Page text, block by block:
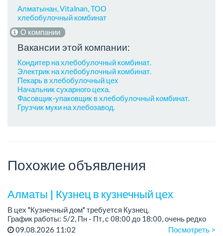
Алматынан, Vitalnan, ТОО
хлебобулочный комбинат
О компании
Вакансии этой компании:
Кондитер на хлебобулочный комбинат.
Электрик на хлебобулочный комбинат.
Пекарь в хлебобулочный цех
Начальник сухарного цеха.
Фасовщик-упаковщик в хлебобулочный комбинат.
Грузчик муки на хлебозавод.
Похожие объявления
Алматы | Кузнец в кузнечный цех
В цех "Кузнечный дом" требуется Кузнец.
График работы: 5/2, Пн - Пт, с 08:00 до 18:00, очень редко
суббота.
09.08.2026 11:02 Посмотреть >